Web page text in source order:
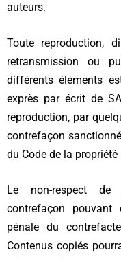
auteurs.
Toute reproduction,
retransmission ou
différents éléments
exprès par écrit de
reproduction, par
contrefaçon
du Code de la
Le non-respect de
contrefaçon
pénale du
Contenus copiés